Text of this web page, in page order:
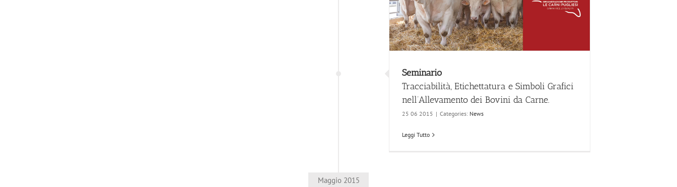
Seminario
Tracciabilità, Etichettatura e Simboli Grafici
nell’Allevamento dei Bovini da Carne.
25 06 2015 | Categories: News
Leggi Tutto
Maggio 2015